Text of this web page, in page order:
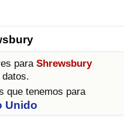
para Shrewsbury
que tenemos para
Unido
(Actual)